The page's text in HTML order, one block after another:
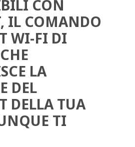
CON
IL COMANDO
WI-FI DI
LA
DEL
DELLA TUA
TI